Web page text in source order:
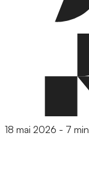
18 mai 2026 - 7 min